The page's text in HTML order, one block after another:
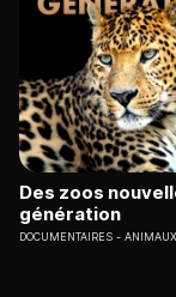
Des zoos
génération
DOCUMENTAIRES ANIMAUX